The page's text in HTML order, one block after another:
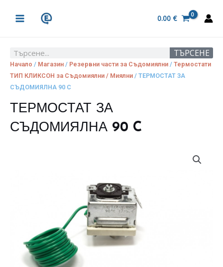
MENU
0.00 €
Search ТЪРСЕНЕ
Начало / Магазин / Резервни части за Съдомиялни / Термостати
ТИП КЛИКСОН за Съдомиялни / Миялни / ТЕРМОСТАТ ЗА
СЪДОМИЯЛНА 90 C
ТЕРМОСТАТ ЗА
СЪДОМИЯЛНА 90 C